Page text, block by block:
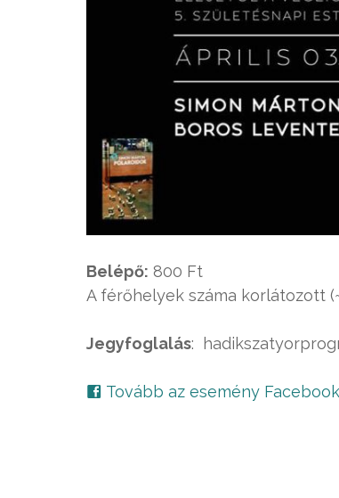
Belépő: 800 Ft
A férőhelyek száma korlátozott
Jegyfoglalás:
Tovább az esemény